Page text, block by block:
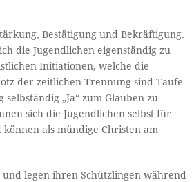
Bestätigung und Bekräftigung.
die Jugendlichen eigenständig zu
Initiationen, welche die
der zeitlichen Trennung sind Taufe
„Ja“ zum Glauben zu
sich die Jugendlichen selbst für
als mündige Christen am
legen ihren Schützlingen während